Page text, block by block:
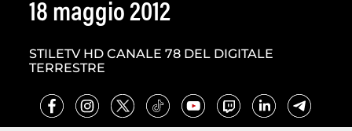
18 maggio 2012
STILETV HD CANALE 78 DEL DIGITALE
TERRESTRE